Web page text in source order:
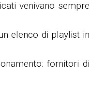
venivano sempre
elenco di playlist in
fornitori di